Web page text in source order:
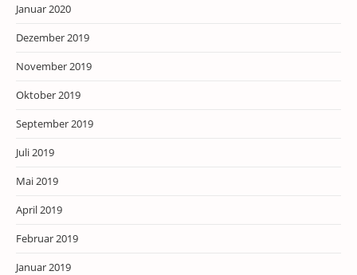
Januar 2020
Dezember 2019
November 2019
Oktober 2019
September 2019
Juli 2019
Mai 2019
April 2019
Februar 2019
Januar 2019